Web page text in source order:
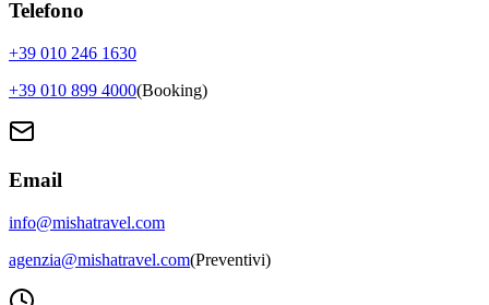
Telefono
+39 010 246 1630
+39 010 899 4000(Booking)
Email
info@mishatravel.com
agenzia@mishatravel.com(Preventivi)